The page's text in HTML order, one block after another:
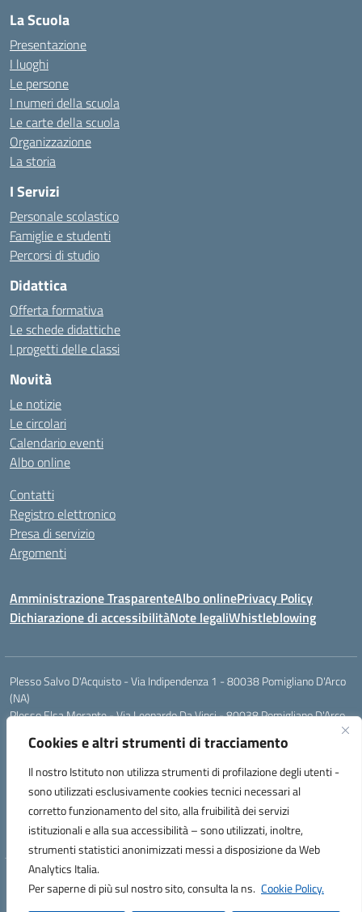
Cookies e altri strumenti di tracciamento
Il nostro Istituto non utilizza strumenti di profilazione degli utenti -
sono utilizzati esclusivamente cookies tecnici necessari al
corretto funzionamento del sito, alla fruibilità dei servizi
istituzionali e alla sua accessibilità – sono utilizzati, inoltre,
strumenti statistici anonimizzati messi a disposizione da Web
Analytics Italia.
Per saperne di più sul nostro sito, consulta la ns. Cookie Policy.
La Scuola
Presentazione
I luoghi
Le persone
I numeri della scuola
Le carte della scuola
Organizzazione
La storia
I Servizi
Personale scolastico
Famiglie e studenti
Percorsi di studio
Didattica
Offerta formativa
Le schede didattiche
I progetti delle classi
Novità
Le notizie
Le circolari
Calendario eventi
Albo online
Contatti
Registro elettronico
Presa di servizio
Argomenti
Amministrazione TrasparenteAlbo onlinePrivacy Policy
Dichiarazione di accessibilitàNote legaliWhistleblowing
Plesso Salvo D'Acquisto - Via Indipendenza 1 - 80038 Pomigliano D'Arco
(NA)
Plesso Elsa Morante - Via Leonardo Da Vinci - 80038 Pomigliano D'Arco
Plesso Leone - Via Pascoli - 80038 Pomigliano D'Arco (NA)
Tel.:0813177304 - Mail: naic8g1003@istruzione.it - Pec:
Codice Univoco ufficio: UIECQ7
codice Meccanografico: NAIC8G1003
Codice Fiscale: 93076670632
Hosting & Powered by 3D Solution S.r.l.
Concept & Design by Designers Italia